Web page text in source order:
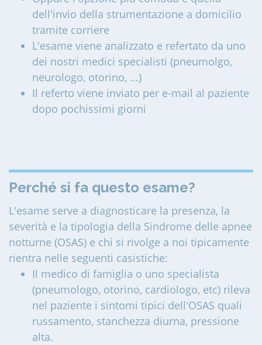
dell'invio della strumentazione a domicilio
tramite corriere
L'esame viene analizzato e refertato da uno
dei nostri medici specialisti (pneumolgo,
neurologo, otorino, ...)
Il referto viene inviato per e-mail al paziente
dopo pochissimi giorni
Perché si fa questo esame?
L'esame serve a diagnosticare la presenza, la
severità e la tipologia della Sindrome delle apnee
notturne (OSAS) e chi si rivolge a noi tipicamente
rientra nelle seguenti casistiche:
Il medico di famiglia o uno specialista
(pneumologo, otorino, cardiologo, etc) rileva
nel paziente i sintomi tipici dell'OSAS quali
russamento, stanchezza diurna, pressione
alta.